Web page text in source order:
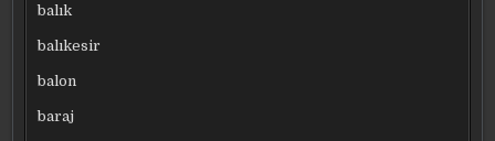
balık
balıkesir
balon
baraj